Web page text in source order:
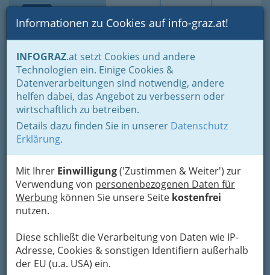
Suche Login Toggle
Informationen zu Cookies auf info-graz.at!
INFOGRAZ.at setzt Cookies und andere
Technologien ein. Einige Cookies &
Datenverarbeitungen sind notwendig, andere
helfen dabei, das Angebot zu verbessern oder
wirtschaftlich zu betreiben.
Details dazu finden Sie in unserer Datenschutz
Erklärung.
Mit Ihrer Einwilligung('Zustimmen & Weiter') zur
Verwendung von personenbezogenen Daten für
Werbung können Sie unsere Seite kostenfrei
nutzen.
Diese schließt die Verarbeitung von Daten wie IP-
Adresse, Cookies & sonstigen Identifiern außerhalb
der EU (u.a. USA) ein.
Home Branchen
EPG Vermögensverwaltungs
GmbH
Harter Straße 1, 8010 Graz
+43 316 262 267
+43 316 2622 67-13
Karte
Adresse mit Google Maps anschauen